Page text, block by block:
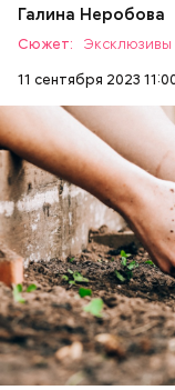
Галина Неробова
Сюжет:
11 сентября 2023
Как выбрать
Фото: Shutterstock